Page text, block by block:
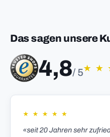
Das sagen unsere
4,8/ 5★ ★
★ ★ ★ ★ ★
«seit 20 Jahren sehr